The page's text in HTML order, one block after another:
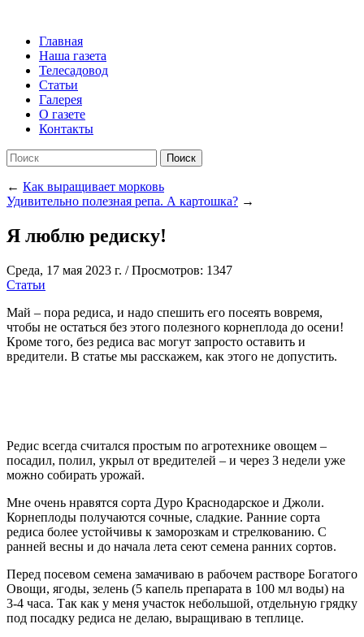
Главная
Наша газета
Телесадовод
Статьи
Галерея
О газете
Контакты
Поиск
← Как выращивает морковь
Удивительно полезная репа. А картошка? →
Я люблю редиску!
Среда, 17 мая 2023 г. /Просмотров: 1347
Статьи
Май – пора редиса, и надо спешить его посеять вовремя,
чтобы не остаться без этого полезного корнеплода до осени!
Кроме того, без редиса вас могут запросто оставить и
вредители. В статье мы расскажем, как этого не допустить.
Редис всегда считался простым по агротехнике овощем –
посадил, полил, укрыл от вредителей – и через 3 недели уже
можно собирать урожай.
Мне очень нравятся сорта Дуро Краснодарское и Джоли.
Корнеплоды получаются сочные, сладкие. Ранние сорта
редиса более устойчивы к заморозкам и стрелкованию. С
ранней весны и до начала лета сеют семена ранних сортов.
Перед посевом семена замачиваю в рабочем растворе Богатого
Овощи, ягоды, зелень (5 капель препарата в 100 мл воды) на
3-4 часа. Так как у меня участок небольшой, отдельную грядку
под посадку редиса не делаю, выращиваю в теплице.